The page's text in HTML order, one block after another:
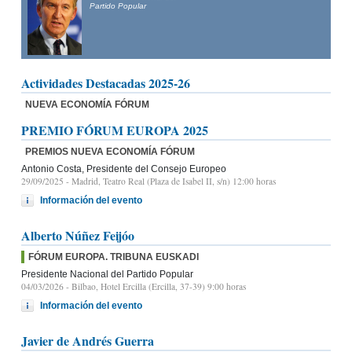
Partido Popular
Actividades Destacadas 2025-26
NUEVA ECONOMÍA FÓRUM
PREMIO FÓRUM EUROPA 2025
PREMIOS NUEVA ECONOMÍA FÓRUM
Antonio Costa, Presidente del Consejo Europeo
29/09/2025 - Madrid, Teatro Real (Plaza de Isabel II, s/n) 12:00 horas
Información del evento
Alberto Núñez Feijóo
FÓRUM EUROPA. TRIBUNA EUSKADI
Presidente Nacional del Partido Popular
04/03/2026 - Bilbao, Hotel Ercilla (Ercilla, 37-39) 9:00 horas
Información del evento
Javier de Andrés Guerra